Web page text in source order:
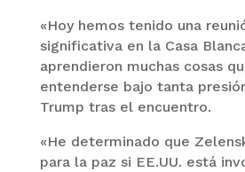
«Hoy hemos tenido una
significativa en la Casa
aprendieron muchas cosas
entenderse bajo tanta
Trump tras el encuentro.
«He determinado que
para la paz si EE.UU. está